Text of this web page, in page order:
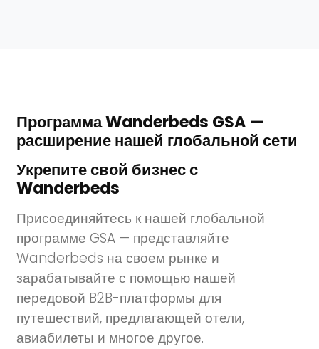
Программа Wanderbeds GSA —
расширение нашей глобальной сети
Укрепите свой бизнес с
Wanderbeds
Присоединяйтесь к нашей глобальной
программе GSA — представляйте
Wanderbeds на своем рынке и
зарабатывайте с помощью нашей
передовой B2B-платформы для
путешествий, предлагающей отели,
авиабилеты и многое другое.